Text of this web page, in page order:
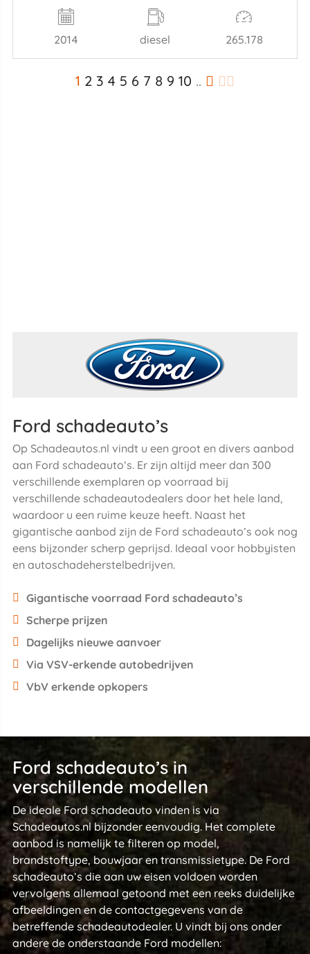
2014 diesel 265.178
1 2 3 4 5 6 7 8 9 10 ..
Ford schadeauto’s
Op Schadeautos.nl vindt u een groot en divers aanbod
aan Ford schadeauto’s. Er zijn altijd meer dan 300
verschillende exemplaren op voorraad bij
verschillende schadeautodealers door het hele land,
waardoor u een ruime keuze heeft. Naast het
gigantische aanbod zijn de Ford schadeauto’s ook nog
eens bijzonder scherp geprijsd. Ideaal voor hobbyisten
en autoschadeherstelbedrijven.
Gigantische voorraad Ford schadeauto’s
Scherpe prijzen
Dagelijks nieuwe aanvoer
Via VSV-erkende autobedrijven
VbV erkende opkopers
Ford schadeauto’s in
verschillende modellen
De ideale Ford schadeauto vinden is via
Schadeautos.nl bijzonder eenvoudig. Het complete
aanbod is namelijk te filteren op model,
brandstoftype, bouwjaar en transmissietype. De Ford
schadeauto’s die aan uw eisen voldoen worden
vervolgens allemaal getoond met een reeks duidelijke
afbeeldingen en de contactgegevens van de
betreffende schadeautodealer. U vindt bij ons onder
andere de onderstaande Ford modellen: